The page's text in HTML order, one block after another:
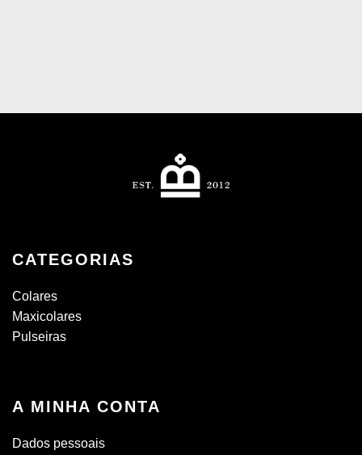
CATEGORIAS
Colares
Maxicolares
Pulseiras
A MINHA CONTA
Dados pessoais